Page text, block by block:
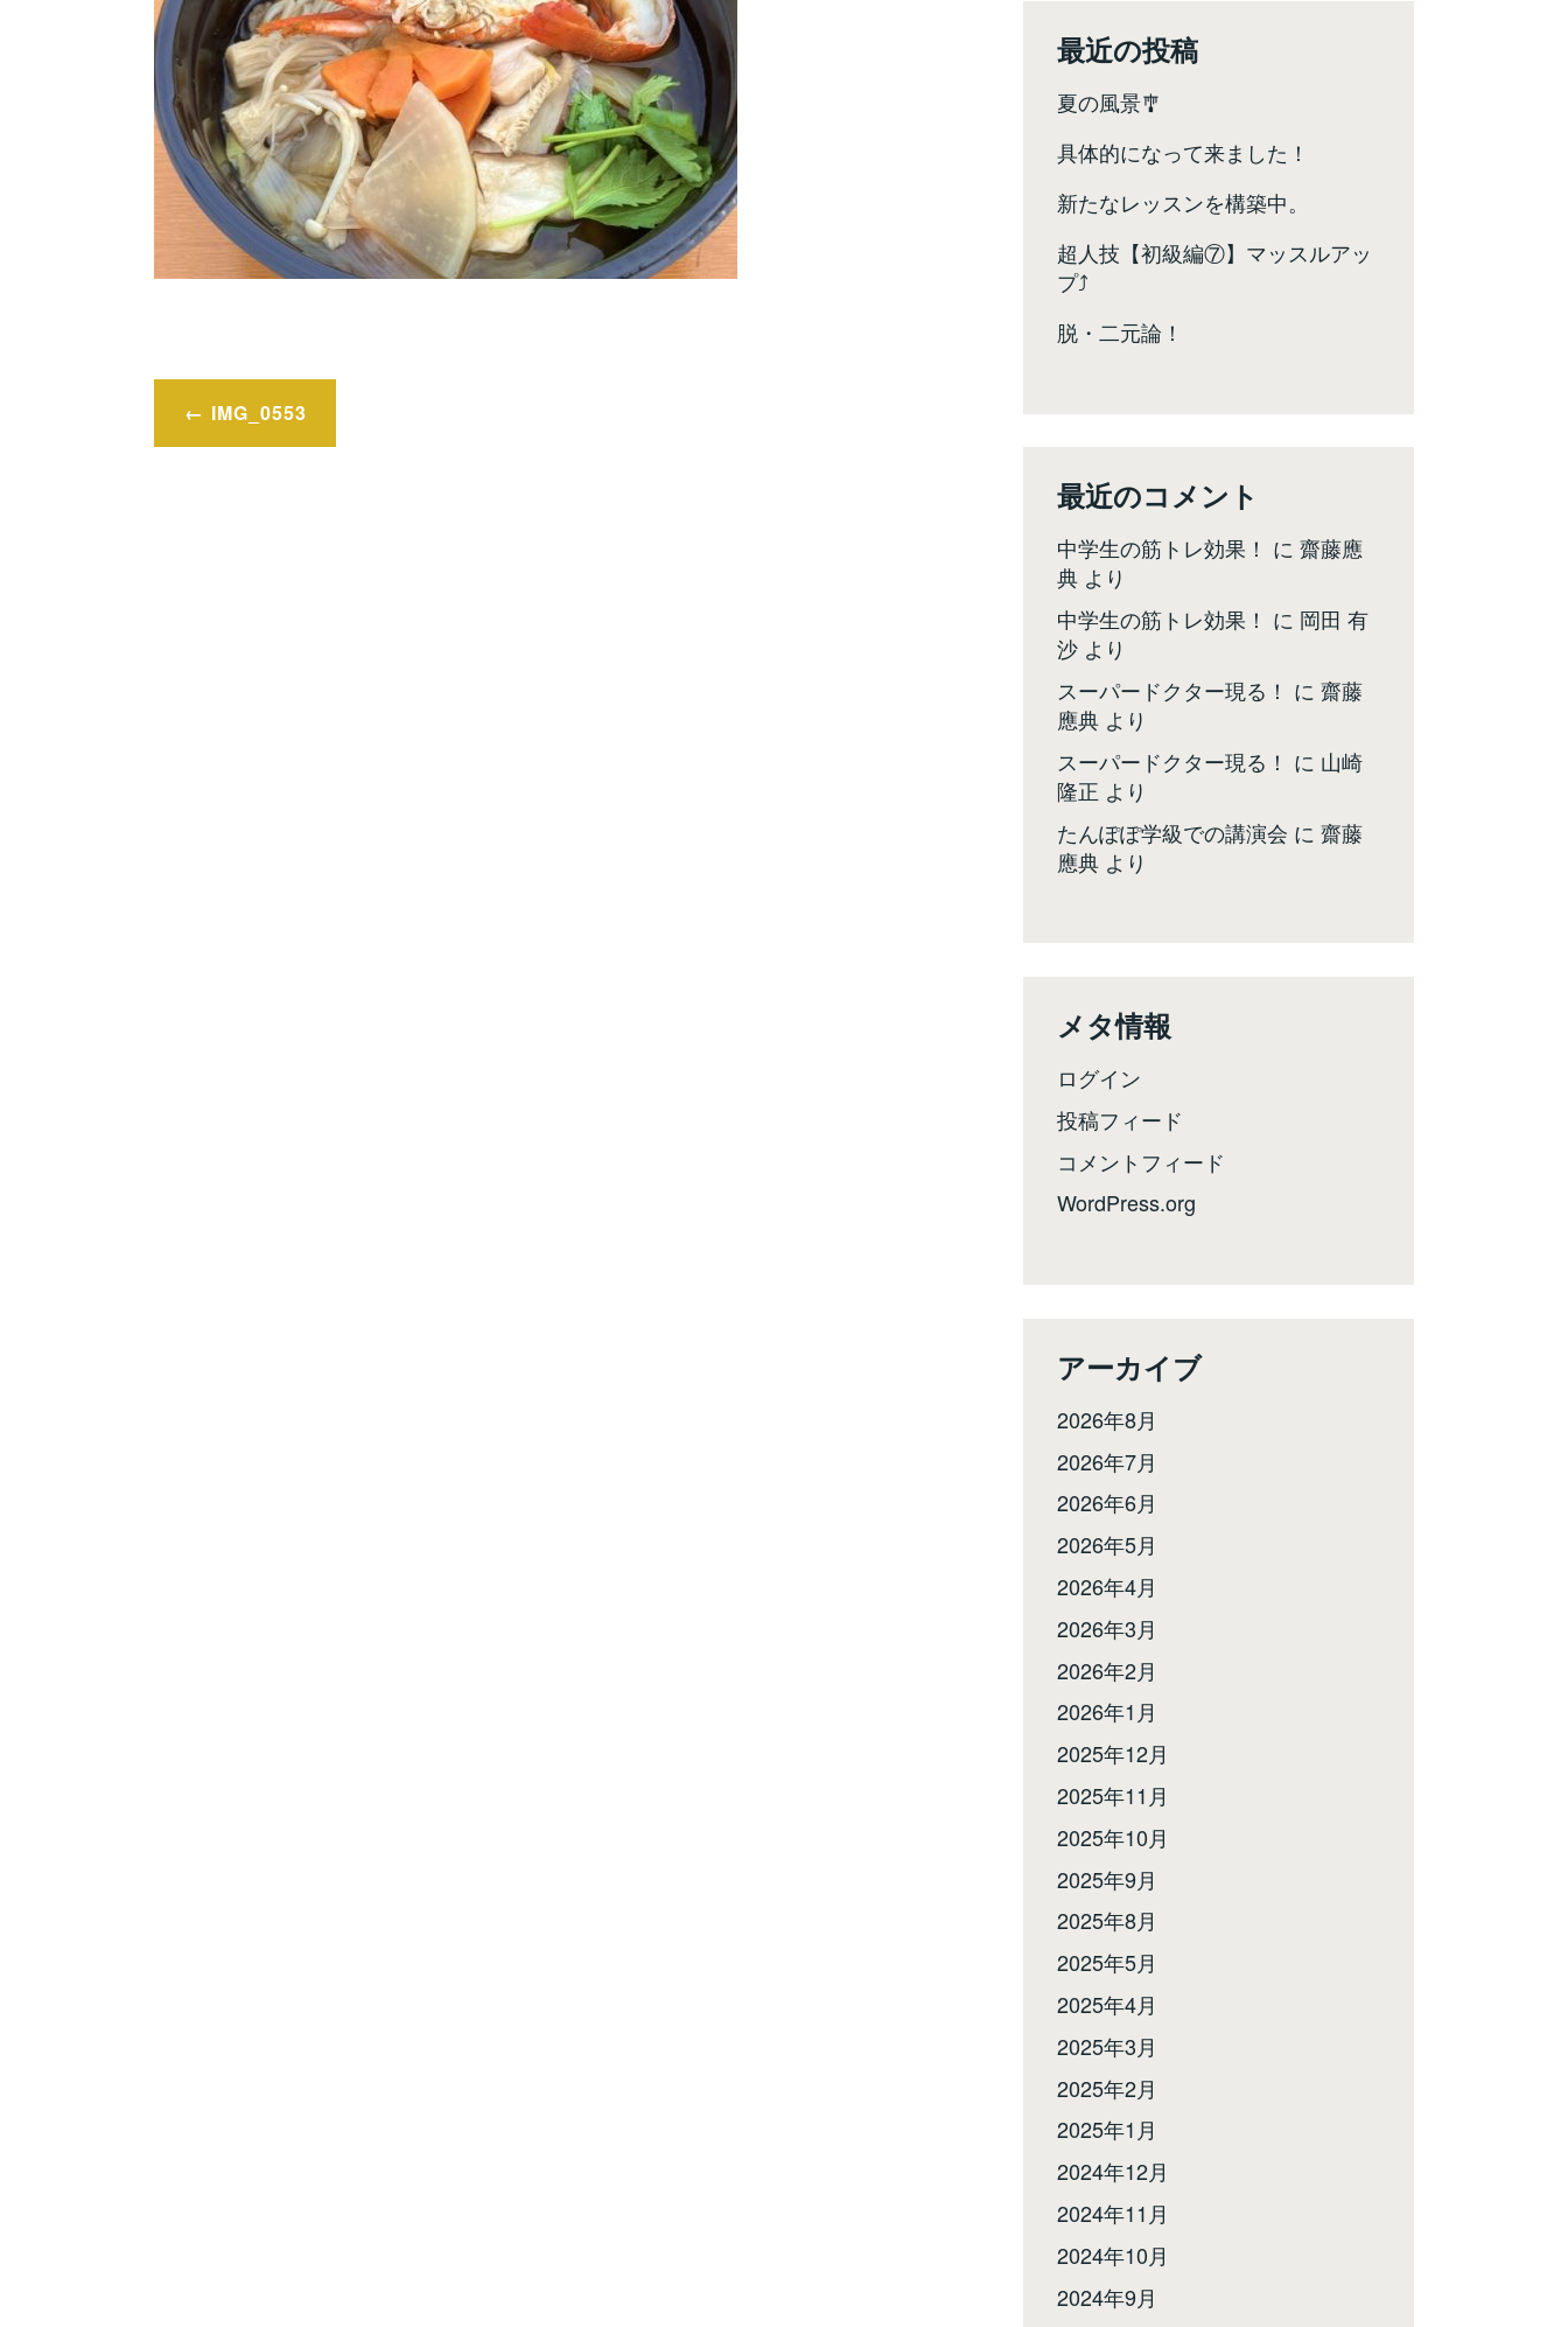
投
稿
IMG_0553
最近の投稿
夏の風景🎐
具体的になって来ました！
新たなレッスンを構築中。
超人技【初級編⑦】マッスルアッ
プ⤴️
脱・二元論！
最近のコメント
中学生の筋トレ効果！ に 齋藤應
典 より
中学生の筋トレ効果！ に 岡田 有
沙 より
スーパードクター現る！ に 齋藤
應典 より
スーパードクター現る！ に 山崎
隆正 より
たんぽぽ学級での講演会 に 齋藤
應典 より
メタ情報
ログイン
投稿フィード
コメントフィード
WordPress.org
アーカイブ
2026年8月
2026年7月
2026年6月
2026年5月
2026年4月
2026年3月
2026年2月
2026年1月
2025年12月
2025年11月
2025年10月
2025年9月
2025年8月
2025年5月
2025年4月
2025年3月
2025年2月
2025年1月
2024年12月
2024年11月
2024年10月
2024年9月